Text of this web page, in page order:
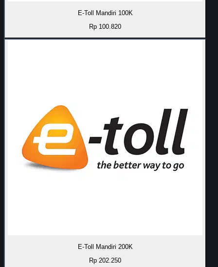
E-Toll Mandiri 100K
Rp 100.820
E-Toll Mandiri 200K
Rp 202.250